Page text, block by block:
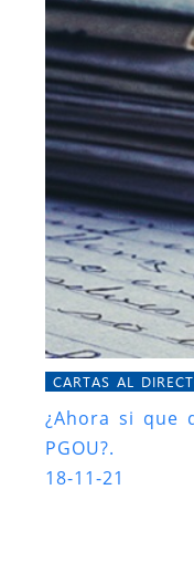
CARTAS AL
¿Ahora si que
PGOU?.
18-11-21